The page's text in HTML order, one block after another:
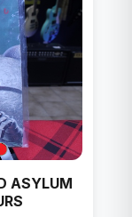
ASYLUM